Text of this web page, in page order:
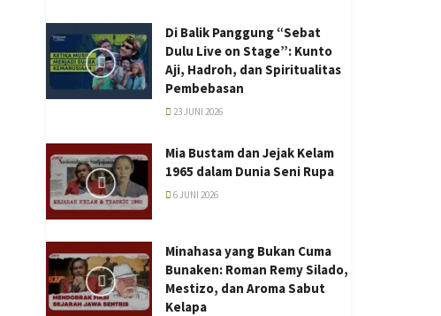
Di Balik Panggung “Sebat
Dulu Live on Stage”: Kunto
Aji, Hadroh, dan Spiritualitas
Pembebasan
23 JUNI 2026
Mia Bustam dan Jejak Kelam
1965 dalam Dunia Seni Rupa
6 JUNI 2026
Minahasa yang Bukan Cuma
Bunaken: Roman Remy Silado,
Mestizo, dan Aroma Sabut
Kelapa